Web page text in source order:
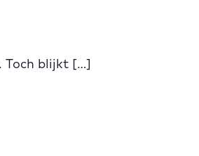
Toch blijkt […]